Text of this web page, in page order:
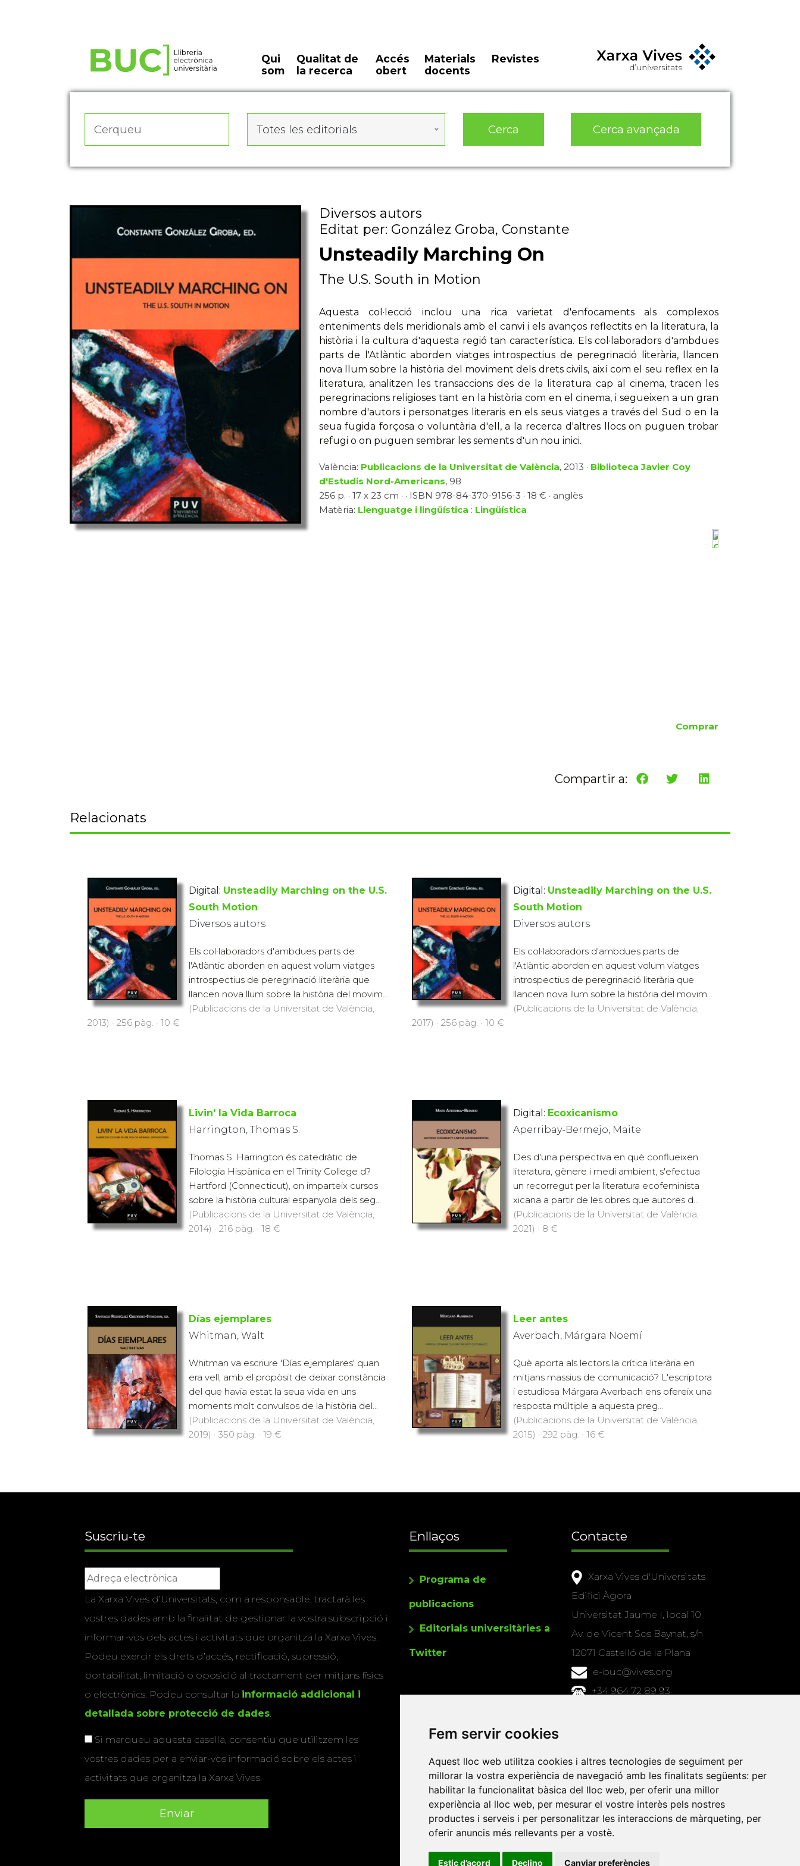
Fem servir cookies
Aquest lloc web utilitza cookies i altres tecnologies de seguiment per
millorar la vostra experiència de navegació amb les finalitats següents: per
habilitar la funcionalitat bàsica del lloc web, per oferir una millor
experiència al lloc web, per mesurar el vostre interès pels nostres
productes i serveis i per personalitzar les interaccions de màrqueting, per
oferir anuncis més rellevants per a vostè.
Estic d’acord Declino Canviar preferències
Qui
som
Qualitat de
la recerca
Accés
obert
Materials
docents
Revistes
Totes les editorials Cerca Cerca avançada
Diversos autors
Editat per: González Groba, Constante
Unsteadily Marching On
The U.S. South in Motion
Aquesta col·lecció inclou una rica varietat d'enfocaments als complexos
enteniments dels meridionals amb el canvi i els avanços reflectits en la literatura, la
història i la cultura d'aquesta regió tan característica. Els col·laboradors d'ambdues
parts de l'Atlàntic aborden viatges introspectius de peregrinació literària, llancen
nova llum sobre la història del moviment dels drets civils, així com el seu reflex en la
literatura, analitzen les transaccions des de la literatura cap al cinema, tracen les
peregrinacions religioses tant en la història com en el cinema, i segueixen a un gran
nombre d'autors i personatges literaris en els seus viatges a través del Sud o en la
seua fugida forçosa o voluntària d'ell, a la recerca d'altres llocs on puguen trobar
refugi o on puguen sembrar les sements d'un nou inici.
València: Publicacions de la Universitat de València, 2013 · Biblioteca Javier Coy
d'Estudis Nord-Americans, 98
256 p. · 17 x 23 cm · · ISBN 978-84-370-9156-3 · 18 € · anglès
Matèria: Llenguatge i lingüística : Lingüística
Comprar
Compartir a:
Relacionats
Digital: Unsteadily Marching on the U.S.
South Motion
Diversos autors
Els col·laboradors d'ambdues parts de
l'Atlàntic aborden en aquest volum viatges
introspectius de peregrinació literària que
llancen nova llum sobre la història del movim...
(Publicacions de la Universitat de València,
2013) · 256 pàg. · 10 €
Digital: Unsteadily Marching on the U.S.
South Motion
Diversos autors
Els col·laboradors d'ambdues parts de
l'Atlàntic aborden en aquest volum viatges
introspectius de peregrinació literària que
llancen nova llum sobre la història del movim...
(Publicacions de la Universitat de València,
2017) · 256 pàg. · 10 €
Livin' la Vida Barroca
Harrington, Thomas S.
Thomas S. Harrington és catedràtic de
Filologia Hispànica en el Trinity College d?
Hartford (Connecticut), on imparteix cursos
sobre la història cultural espanyola dels seg...
(Publicacions de la Universitat de València,
2014) · 216 pàg. · 18 €
Digital: Ecoxicanismo
Aperribay-Bermejo, Maite
Des d'una perspectiva en què conflueixen
literatura, gènere i medi ambient, s'efectua
un recorregut per la literatura ecofeminista
xicana a partir de les obres que autores d...
(Publicacions de la Universitat de València,
2021) · 8 €
Días ejemplares
Whitman, Walt
Whitman va escriure 'Días ejemplares' quan
era vell, amb el propòsit de deixar constància
del que havia estat la seua vida en uns
moments molt convulsos de la història del...
(Publicacions de la Universitat de València,
2019) · 350 pàg. · 19 €
Leer antes
Averbach, Márgara Noemí
Què aporta als lectors la crítica literària en
mitjans massius de comunicació? L'escriptora
i estudiosa Márgara Averbach ens ofereix una
resposta múltiple a aquesta preg...
(Publicacions de la Universitat de València,
2015) · 292 pàg. · 16 €
Suscriu-te
La Xarxa Vives d’Universitats, com a responsable, tractarà les
vostres dades amb la finalitat de gestionar la vostra subscripció i
informar-vos dels actes i activitats que organitza la Xarxa Vives.
Podeu exercir els drets d’accés, rectificació, supressió,
portabilitat, limitació o oposició al tractament per mitjans físics
o electrònics. Podeu consultar la informació addicional i
detallada sobre protecció de dades.
Si marqueu aquesta casella, consentiu que utilitzem les
vostres dades per a enviar-vos informació sobre els actes i
activitats que organitza la Xarxa Vives.
Enllaços
Programa de
publicacions
Editorials universitàries a
Twitter
Contacte
Xarxa Vives d'Universitats
Edifici Àgora
Universitat Jaume I, local 10
Av. de Vicent Sos Baynat, s/n
12071 Castelló de la Plana
e-buc@vives.org
+34 964 72 89 93